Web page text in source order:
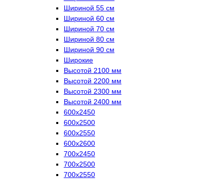
Шириной 55 см
Шириной 60 см
Шириной 70 см
Шириной 80 см
Шириной 90 см
Широкие
Высотой 2100 мм
Высотой 2200 мм
Высотой 2300 мм
Высотой 2400 мм
600х2450
600х2500
600х2550
600х2600
700х2450
700х2500
700х2550